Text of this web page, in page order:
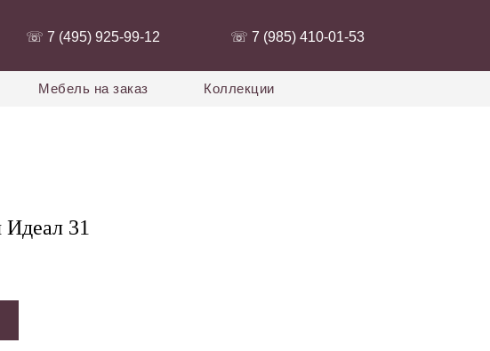
‭☏ 7 (495) 925-99-12‬
Мебель на заказ Коллекции
‭☏ 7 (985) 410-01-53‬
31